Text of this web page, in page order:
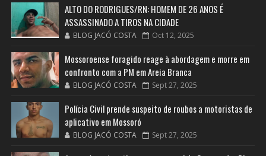
ALTO DO RODRIGUES/RN: HOMEM DE 26 ANOS É
ASSASSINADO A TIROS NA CIDADE
BLOG JACÓ COSTA Oct 12, 2025
Mossoroense foragido reage à abordagem e morre em
confronto com a PM em Areia Branca
BLOG JACÓ COSTA Sept 27, 2025
Polícia Civil prende suspeito de roubos a motoristas de
aplicativo em Mossoró
BLOG JACÓ COSTA Sept 27, 2025